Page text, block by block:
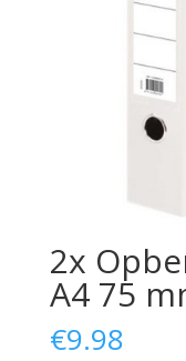
2x
A4 75
€9.98